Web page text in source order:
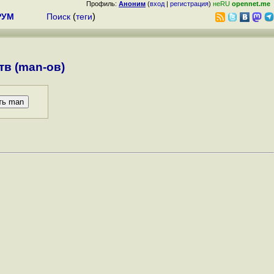
Профиль: Аноним (вход | регистрация) неRU opennet.me
Поиск (теги)
(man-ов)